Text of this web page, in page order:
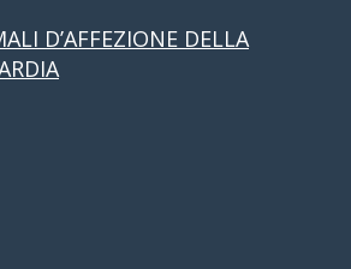
D’AFFEZIONE DELLA